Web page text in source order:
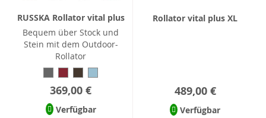
RUSSKA Rollator vital plus
Bequem über Stock und
Stein mit dem Outdoor-
Rollator
369,00 €
Verfügbar
Rollator vital plus XL
489,00 €
Verfügbar